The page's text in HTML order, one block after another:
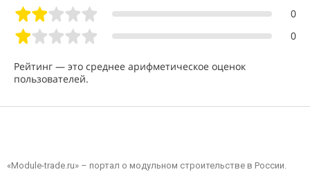
0
0
Рейтинг — это среднее арифметическое оценок
пользователей.
«Module-trade.ru» – портал о модульном строительстве в России.